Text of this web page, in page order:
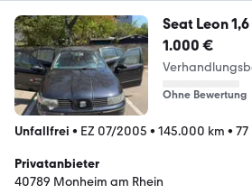
Seat Leon 1,6
1.000 €
Ohne Bewertung
Unfallfrei • EZ 07/2005 • 145.000 km • 77
Privatanbieter
40789 Monheim am Rhein